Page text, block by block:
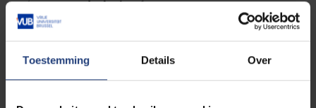
Toestemming Details Over
(topsport,dyslexieof
eenfunctiebeperking
bijvoorbeeld). Wil je meer
informatie?
Iets voor jou?